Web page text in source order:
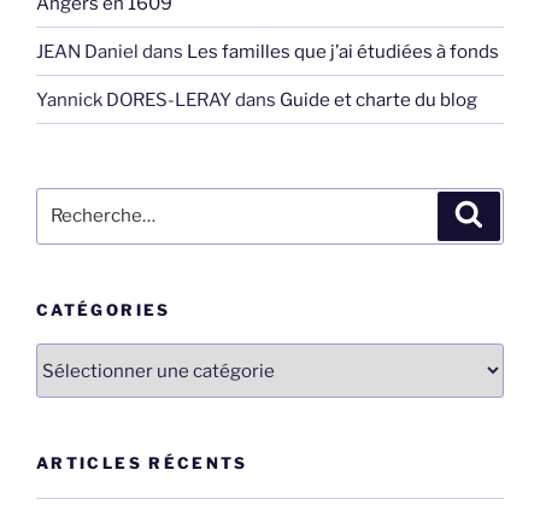
JEAN Daniel dans Les familles que j’ai étudiées à fonds
Yannick DORES-LERAYdans Guide et charte du blog
pour
CATÉGORIES
ARTICLES RÉCENTS